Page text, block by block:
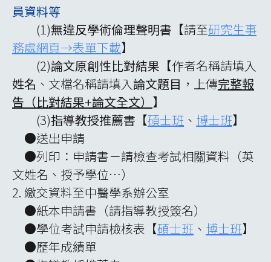
員資料等
(1)無違反學術倫理聲明書 【請至研究生事
務處網頁→表單下載】
(2)論文原創性比對結果 【作者名稱請填入
姓名 、文檔名稱請填入論文題目 ，上傳完整報
告（比對結果+論文全文） 】
(3)指導教授推薦書 【碩士班 、 博士班】
●送出申請
●列印：申請書－請檢查考試相關資料（英
文姓名、授予學位…）
2. 繳交資料至中醫學系辦公室
●紙本申請書（請指導教授簽名）
●學位考試申請檢核表【碩士班 、 博士班】
●歷年成績單